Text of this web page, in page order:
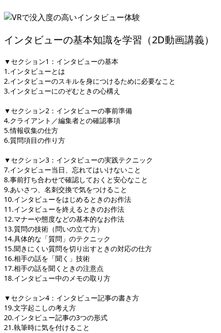
インタビューの基本知識を学習（2D動画講義）
▼セクション1：インタビューの基本
1.インタビューとは
2.インタビューのスキルを身につけるために必要なこと
3.インタビューにのぞむときの心構え
▼セクション2：インタビューの事前準備
4.クライアント／編集者との確認事項
5.情報収集の仕方
6.質問項目の作り方
▼セクション3：インタビューの実践テクニック
7.インタビュー当日、忘れてはいけないこと
8.事前打ち合わせで確認しておくと安心なこと
9.あいさつ、名刺交換で気をつけること
10.インタビューをはじめるときのお作法
11.インタビューを終えるときのお作法
12.マナーや態度などの基本的なお作法
13.質問の技術（問いの立て方）
14.具体的な「質問」のテクニック
15.聞きにくい質問を切り出すときの対応の仕方
16.相手の話を「聞く」技術
17.相手の話を聞くときの注意点
18.インタビュー中のメモの取り方
▼セクション4：インタビュー記事の書き方
19.文字起こしの考え方
20.インタビュー記事の3つの形式
21.執筆時に気を付けること